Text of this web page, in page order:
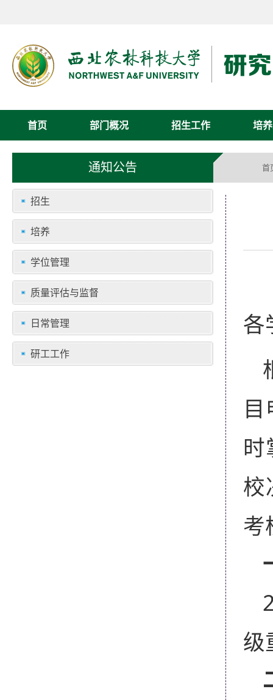
首页 部门概况 招生工作 培
通知公告 首
招生
培养
学位管理
质量评估与监督
日常管理
研工工作
各
时
校
考
级